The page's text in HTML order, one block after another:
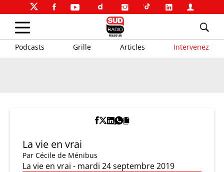
Podcasts Grille Articles Intervenez
La vie en vrai
Par Cécile de Ménibus
La vie en vrai - mardi 24 septembre 2019